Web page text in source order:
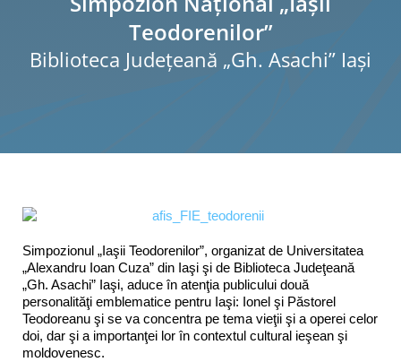
Ştiri şi evenimenteTeodorenilor”
Biblioteca Judeţeană „Gh. Asachi” Iaşi
Simpozionul „Iaşii Teodorenilor”, organizat de Universitatea
„Alexandru Ioan Cuza” din Iaşi şi de Biblioteca Judeţeană
„Gh. Asachi” Iaşi, aduce în atenţia publicului două
personalităţi emblematice pentru Iaşi: Ionel şi Păstorel
Teodoreanu şi se va concentra pe tema vieţii şi a operei celor
doi, dar şi a importanţei lor în contextul cultural ieşean şi
moldovenesc.